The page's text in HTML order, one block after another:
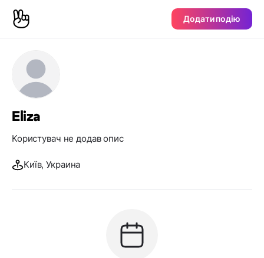
Додати подію
Eliza
Користувач не додав опис
Київ, Украина